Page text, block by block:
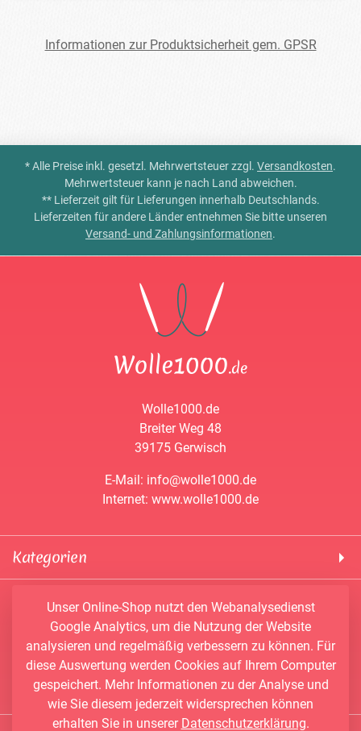
Informationen zur Produktsicherheit gem. GPSR
* Alle Preise inkl. gesetzl. Mehrwertsteuer zzgl. Versandkosten.
Mehrwertsteuer kann je nach Land abweichen.
** Lieferzeit gilt für Lieferungen innerhalb Deutschlands.
Lieferzeiten für andere Länder entnehmen Sie bitte unseren
Versand- und Zahlungsinformationen.
Wolle1000.de
Breiter Weg 48
39175 Gerwisch
E-Mail: info@wolle1000.de
Internet: www.wolle1000.de
Kategorien
ALIZE Yarns
Bobbel
Bobbiny
Chenille Garne
Himalaya Yarns
Konengarn
Service & Informationen
Konto
Newsletter
Kontakt
Angebote
Händler-Shop
Vertrag widerrufen
Unser Online-Shop nutzt den Webanalysedienst
Google Analytics, um die Nutzung der Website
analysieren und regelmäßig verbessern zu können. Für
diese Auswertung werden Cookies auf Ihrem Computer
gespeichert. Mehr Informationen zu der Analyse und
wie Sie diesem jederzeit widersprechen können
erhalten Sie in unserer Datenschutzerklärung.